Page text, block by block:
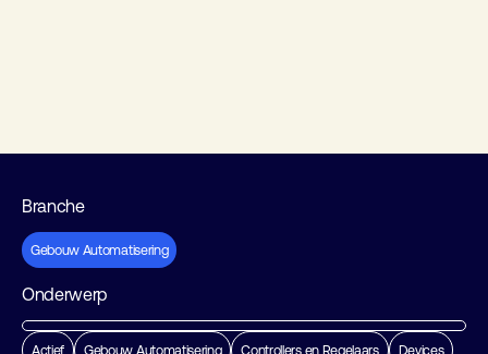
Branche
Gebouw Automatisering
Onderwerp
Actief Gebouw Automatisering Controllers en Regelaars Devices